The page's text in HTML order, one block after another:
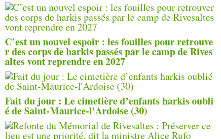
C’est un nouvel espoir : les fouilles pour retrouve
r des corps de harkis passés par le camp de Rives
altes vont reprendre en 2027
Fait du jour : Le cimetière d’enfants harkis oubli
é de Saint-Maurice-l'Ardoise (30)